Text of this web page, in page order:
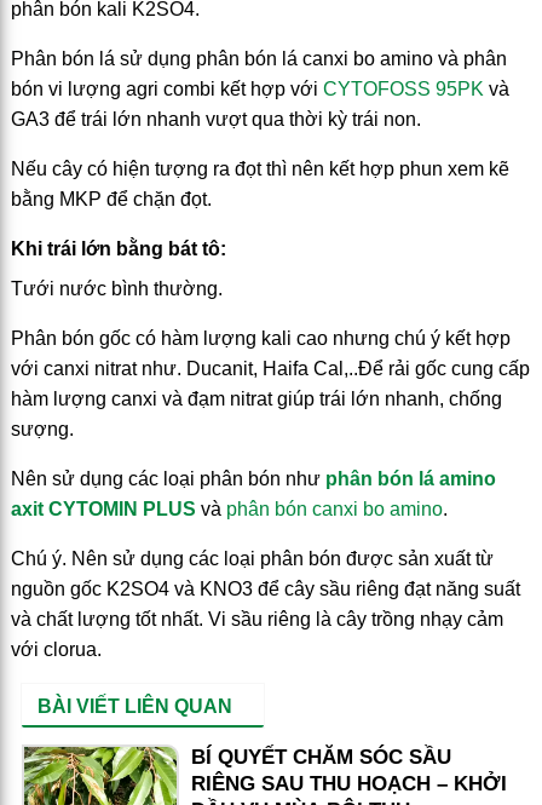
phân bón kali K2SO4.
Phân bón lá sử dụng phân bón lá canxi bo amino và phân
bón vi lượng agri combi kết hợp với CYTOFOSS 95PK và
GA3 để trái lớn nhanh vượt qua thời kỳ trái non.
Nếu cây có hiện tượng ra đọt thì nên kết hợp phun xem kẽ
bằng MKP để chặn đọt.
Khi trái lớn bằng bát tô:
Tưới nước bình thường.
Phân bón gốc có hàm lượng kali cao nhưng chú ý kết hợp
với canxi nitrat như. Ducanit, Haifa Cal,..Để rải gốc cung cấp
hàm lượng canxi và đạm nitrat giúp trái lớn nhanh, chống
sượng.
Nên sử dụng các loại phân bón như phân bón lá amino
axit CYTOMIN PLUS và phân bón canxi bo amino.
Chú ý. Nên sử dụng các loại phân bón được sản xuất từ
nguồn gốc K2SO4 và KNO3 để cây sầu riêng đạt năng suất
và chất lượng tốt nhất. Vi sầu riêng là cây trồng nhạy cảm
với clorua.
BÀI VIẾT LIÊN QUAN
BÍ QUYẾT CHĂM SÓC SẦU
RIÊNG SAU THU HOẠCH – KHỞI